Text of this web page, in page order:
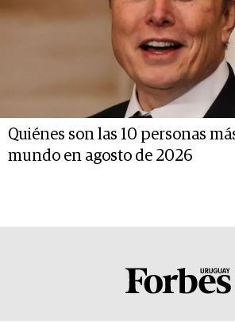
Quiénes son las 10 personas
mundo en agosto de 2026